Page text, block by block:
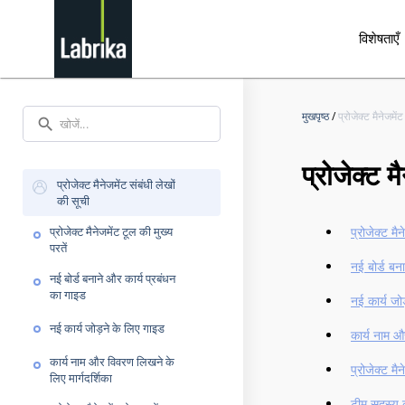
विशेषताएँ
search
प्रोजेक्ट मैनेजमेंट संबंधी लेखों
की सूची
प्रोजेक्ट मैनेजमेंट टूल की मुख्य
परतें
नई बोर्ड बनाने और कार्य प्रबंधन
का गाइड
नई कार्य जोड़ने के लिए गाइड
कार्य नाम और विवरण लिखने के
लिए मार्गदर्शिका
मुखपृष्ठ/प्रोजेक्ट
प्रोजेक्ट
प्रोजेक्ट
नई बोर्ड
नई कार्य
कार्य नाम
प्रोजेक्ट